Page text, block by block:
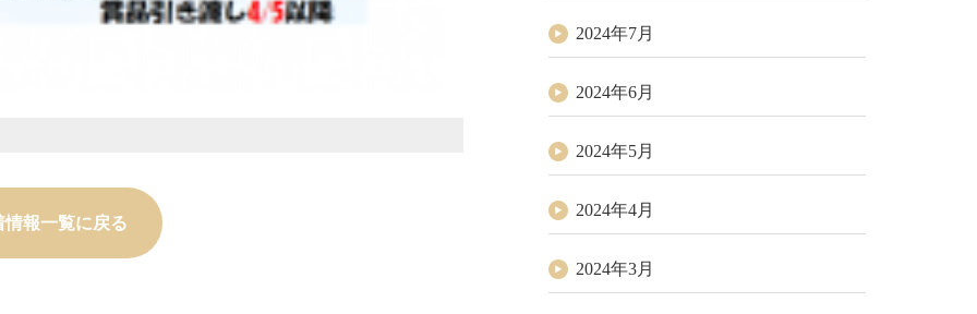
情報一覧に戻る
2024年7月
2024年6月
2024年5月
2024年4月
2024年3月